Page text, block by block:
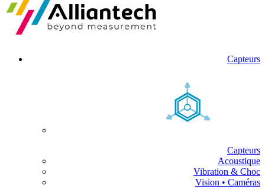
Capteurs
Capteurs
Acoustique
Vibration & Choc
Vision • Caméras